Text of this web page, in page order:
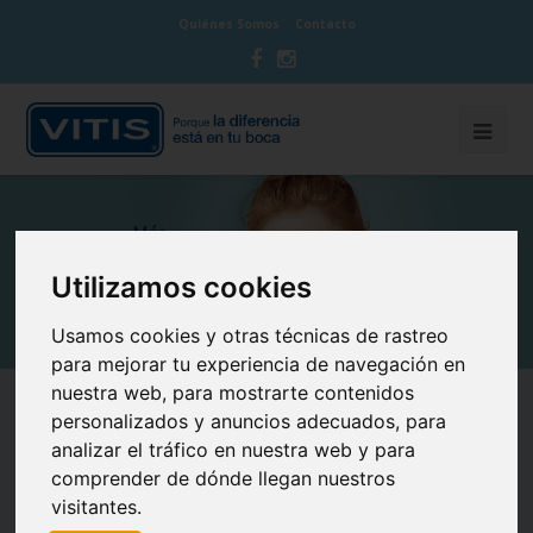
Utilizamos cookies
Usamos cookies y otras técnicas de rastreo
para mejorar tu experiencia de navegación en
nuestra web, para mostrarte contenidos
personalizados y anuncios adecuados, para
analizar el tráfico en nuestra web y para
comprender de dónde llegan nuestros
visitantes.
Quiénes Somos Contacto
¿CUÁL ES EL MEJOR
CEPILLO DE DIENTES